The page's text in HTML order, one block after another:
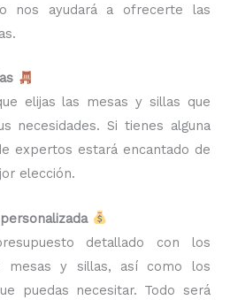
nos ayudará a ofrecerte las
elijas las mesas y sillas que
necesidades. Si tienes alguna
expertos estará encantado de
elección.
detallado con los
mesas y sillas, así como los
puedas necesitar. Todo será